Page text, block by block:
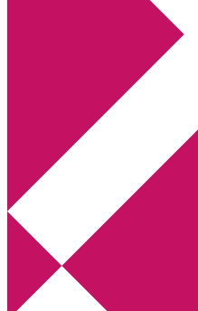
Annikas litteratur- och kulturblogg